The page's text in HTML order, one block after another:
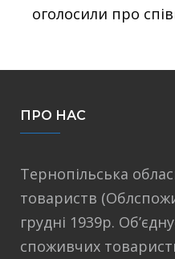
оголосили про
ПРО НАС
Тернопільська
товариств
грудні 1939р.
споживчих